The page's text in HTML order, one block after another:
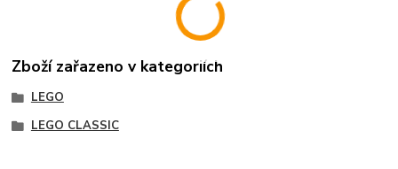
Zboží zařazeno v kategoriích
LEGO
LEGO CLASSIC